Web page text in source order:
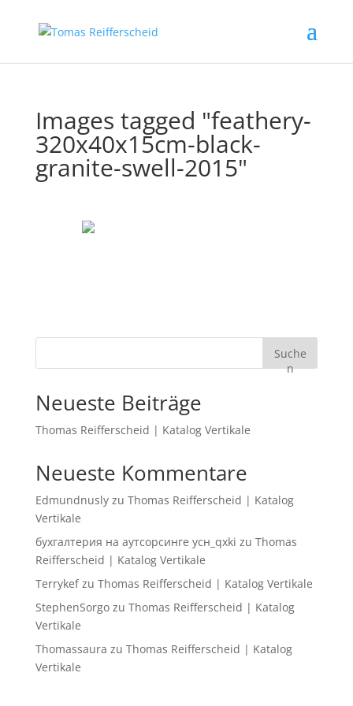
Images tagged "feathery-
320x40x15cm-black-
granite-swell-2015"
Suche
n
Neueste Beiträge
Thomas Reifferscheid | Katalog Vertikale
Neueste Kommentare
Edmundnuslyzu Thomas Reifferscheid | Katalog
Vertikale
бухгалтерия на аутсорсинге усн_qxki zu Thomas
Reifferscheid | Katalog Vertikale
Terrykefzu Thomas Reifferscheid | Katalog Vertikale
StephenSorgozu Thomas Reifferscheid | Katalog
Vertikale
Thomassaura zu Thomas Reifferscheid | Katalog
Vertikale